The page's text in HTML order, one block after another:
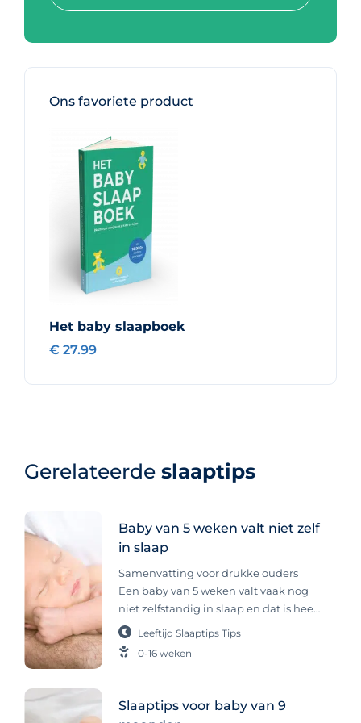
Ons favoriete product
Het baby slaapboek
€ 27.99
Gerelateerde slaaptips
Baby van 5 weken valt niet zelf
in slaap
Samenvatting voor drukke ouders
Een baby van 5 weken valt vaak nog
niet zelfstandig in slaap en dat is heel
normaal. Veel baby’s slapen alleen
met hulp of doen korte dutjes, wat bij
hun ontwikkeling hoort. Regelmaat,
creëren en het slapen te verbeteren,
Leeftijd Slaaptips Tips
0-16 weken
Slaaptips voor baby van 9